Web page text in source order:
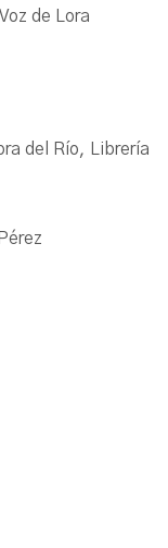
de Lora
del Río, Librería